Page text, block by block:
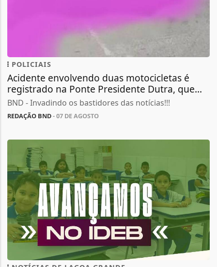
POLICIAIS
Acidente envolvendo duas motocicletas é
registrado na Ponte Presidente Dutra, que...
BND - Invadindo os bastidores das notícias!!!
REDAÇÃO BND- 07 DE AGOSTO